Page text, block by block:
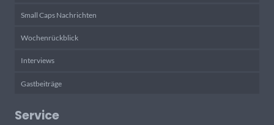
Small Caps Nachrichten
Wochenrückblick
Interviews
Gastbeiträge
Service